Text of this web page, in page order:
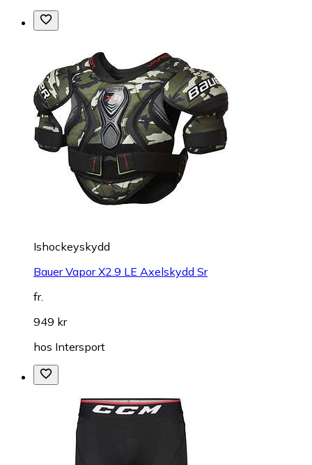
Ishockeyskydd
Bauer Vapor X2.9 LE Axelskydd Sr
fr.
949 kr
hos Intersport